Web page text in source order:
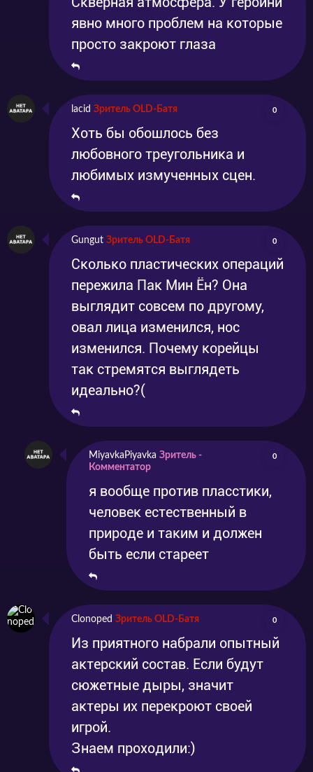
явно много проблем на которые
просто закроют глаза
lacid Зритель OLD-Батя 0
Хоть бы обошлось без
любовного треугольника и
любимых измученных сцен.
Gungut Зритель OLD-Батя 0
Сколько пластических операций
пережила Пак Мин Ён? Она
выглядит совсем по другому,
овал лица изменился, нос
изменился. Почему корейцы
так стремятся выглядеть
идеально?(
MiyavkaPiyavka Зритель -
Комментатор
0
я вообще против пласстики,
человек естественный в
природе и таким и должен
быть если стареет
Clonoped Зритель OLD-Батя 0
Из приятного набрали опытный
актерский состав. Если будут
сюжетные дыры, значит
актеры их перекроют своей
игрой.
Знаем проходили:)